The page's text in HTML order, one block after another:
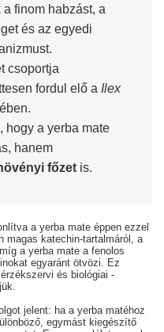
a finom habzást, a
és az egyedi
csoportja
fordul elő a Ilex
hogy a yerba mate
hanem
főzet is.
a yerba mate éppen ezzel
magas katechin-tartalmáról, a
a yerba mate a fenolos
egyaránt ötvözi. Ez
és biológiai -
jelent: ha a yerba matéhoz
egymást kiegészítő